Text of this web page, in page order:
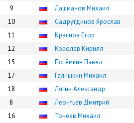
9
Лашманов Михаил
10
Садрутдинов Ярослав
11
Краснов Егор
12
Королёв Кирилл
15
Потёмкин Павел
17
Галныкин Михаил
18
Лягин Александр
8
Леонтьев Дмитрий
16
Тонеев Михаил